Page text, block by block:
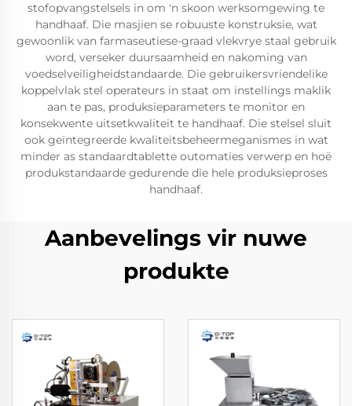
stofopvangstelsels in om 'n skoon werksomgewing te
handhaaf. Die masjien se robuuste konstruksie, wat
gewoonlik van farmaseutiese-graad vlekvrye staal gebruik
word, verseker duursaamheid en nakoming van
voedselveiligheidstandaarde. Die gebruikersvriendelike
koppelvlak stel operateurs in staat om instellings maklik
aan te pas, produksieparameters te monitor en
konsekwente uitsetkwaliteit te handhaaf. Die stelsel sluit
ook geïntegreerde kwaliteitsbeheermeganismes in wat
minder as standaardtablette outomaties verwerp en hoë
produkstandaarde gedurende die hele produksieproses
handhaaf.
Aanbevelings vir nuwe
produkte